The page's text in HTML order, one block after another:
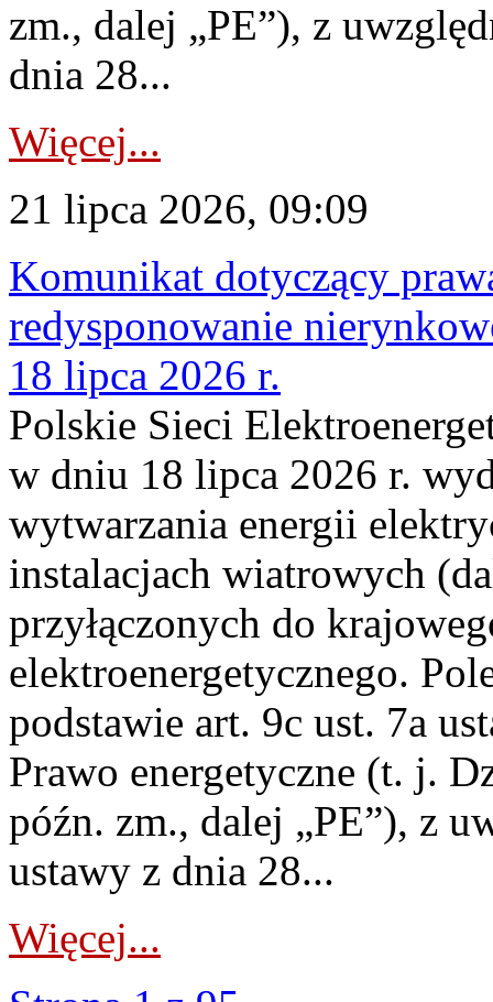
zm., dalej „PE”), z
dnia 28...
Więcej...
21 lipca 2026, 09:09
Komunikat dotyczący
redysponowanie
18 lipca 2026 r.
Polskie Sieci
w dniu 18 lipca 2026 r.
wytwarzania energii
instalacjach wiatrowych
przyłączonych do
elektroenergetycznego.
podstawie art. 9c ust. 7a
Prawo energetyczne (t. j.
późn. zm., dalej „PE”), z
ustawy z dnia 28...
Więcej...